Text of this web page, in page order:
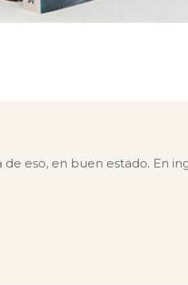
eso, en buen estado. En